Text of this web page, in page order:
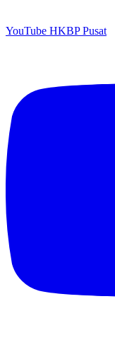
YouTube HKBP Pusat